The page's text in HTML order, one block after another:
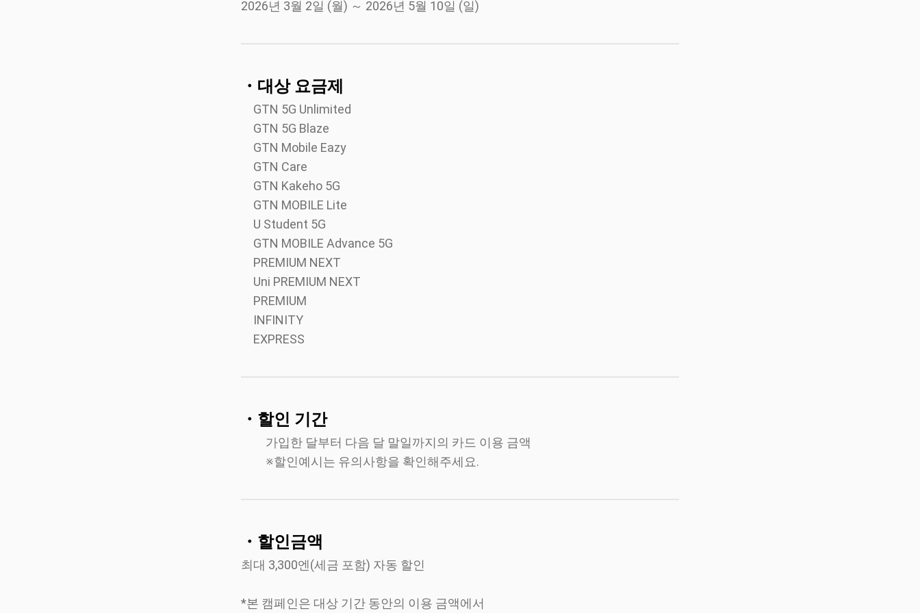
2026년 3월 2일 (월) ～ 2026년 5월 10일 (일)
・대상 요금제
GTN 5G Unlimited
GTN 5G Blaze
GTN Mobile Eazy
GTN Care
GTN Kakeho 5G
GTN MOBILE Lite
U Student 5G
GTN MOBILE Advance 5G
PREMIUM NEXT
Uni PREMIUM NEXT
PREMIUM
INFINITY
EXPRESS
・할인 기간
가입한 달부터 다음 달 말일까지의 카드 이용 금액
※할인예시는 유의사항을 확인해주세요.
・할인금액
최대 3,300엔(세금 포함) 자동 할인
*본 캠페인은 대상 기간 동안의 이용 금액에서